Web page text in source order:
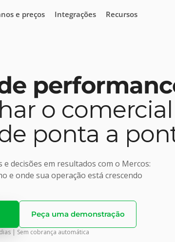
e preços Integrações Recursos
o
ponta a
decisões em resultados com o Mercos:
e onde sua operação está crescendo
Peça uma demonstração
| Sem cobrança automática